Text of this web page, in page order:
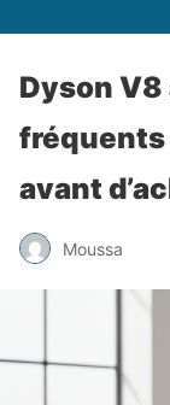
Dyson V8
fréquents
avant
Moussa